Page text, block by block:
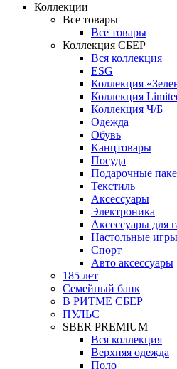
Коллекции
Все товары
Все товары
Коллекция СБЕР
Вся коллекция
ESG
Коллекция
Коллекция
Коллекция Ч/Б
Одежда
Обувь
Канцтовары
Посуда
Подарочные
Текстиль
Аксессуары
Электроника
Аксессуары для
Настольные игры
Спорт
Авто аксессуары
185 лет
Семейный банк
В РИТМЕ СБЕР
ПУЛЬС
SBER PREMIUM
Вся коллекция
Верхняя одежда
Поло